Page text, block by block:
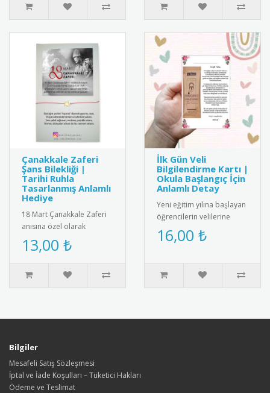
Çanakkale Zaferi
Şans Bilekliği |
Tarihi Ruhla
Tasarlanmış Anlamlı
Hediye
18 Mart Çanakkale Zaferi
anısına özel olarak
tasarlanmış şans bilekliği.
Üzerinde Türk bayrağı ve
za..
13,00 ₺
İlk Gün Veli
Bilgilendirme Kartı |
Okula Başlangıç İçin
Anlamlı Detay
Yeni eğitim yılına başlayan
öğrencilerin velilerine
yönelik hazırlanan
bilgilendirme kartı. Renkli
16,00 ₺
Bilgiler
Mesafeli Satış Sözleşmesi
İptal ve İade Koşulları – Tüketici Hakları
Ödeme ve Teslimat